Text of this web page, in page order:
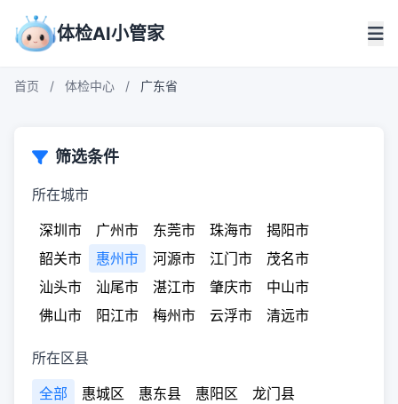
体检AI小管家
首页 / 体检中心 / 广东省
筛选条件
所在城市
深圳市
广州市 东莞市 珠海市
揭阳市
韶关市
惠州市 河源市 江门市
茂名市
汕头市
汕尾市 湛江市 肇庆市
中山市
佛山市
阳江市 梅州市 云浮市 清远市
所在区县
全部
惠城区 惠东县 惠阳区 龙门县